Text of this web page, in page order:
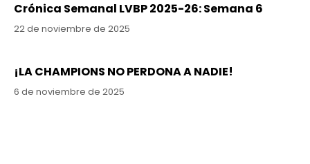
Crónica Semanal LVBP 2025-26: Semana 6
22 de noviembre de 2025
¡LA CHAMPIONS NO PERDONA A NADIE!
6 de noviembre de 2025